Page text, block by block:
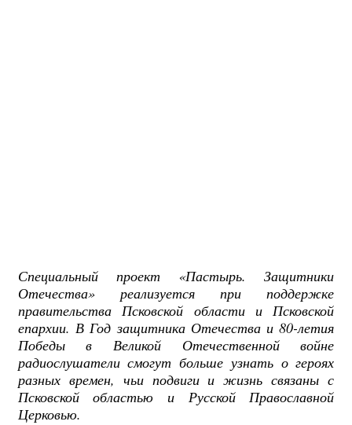
Специальный проект «Пастырь. Защитники
Отечества» реализуется при поддержке
правительства Псковской области и Псковской
епархии. В Год защитника Отечества и 80-летия
Победы в Великой Отечественной войне
радиослушатели смогут больше узнать о героях
разных времен, чьи подвиги и жизнь связаны с
Псковской областью и Русской Православной
Церковью.